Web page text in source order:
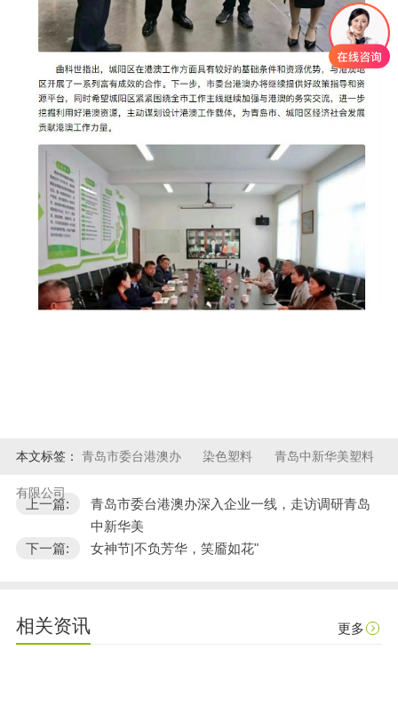
本文标签： 青岛市委台港澳办 染色塑料 青岛中新华美塑料
有限公司
上一篇:
青岛市委台港澳办深入企业一线，走访调研青岛
中新华美
下一篇:
女神节|不负芳华，笑靥如花"
相关资讯 更多